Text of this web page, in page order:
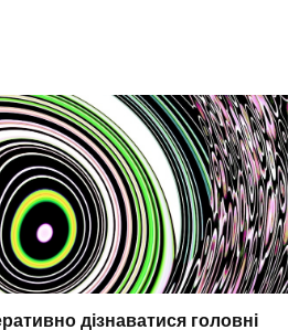
дізнаватися головні